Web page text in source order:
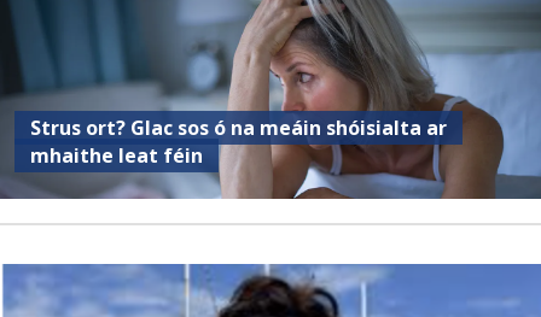
Strus ort? Glac sos ó na meáin shóisialta ar
mhaithe leat féin